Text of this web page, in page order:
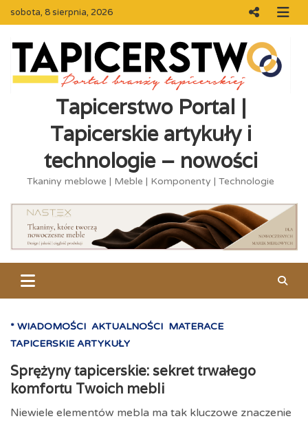
sobota, 8 sierpnia, 2026
Tapicerstwo Portal |
Tapicerskie artykuły i
technologie – nowości
Tkaniny meblowe | Meble | Komponenty | Technologie
* WIADOMOŚCI AKTUALNOŚCI MATERACE
TAPICERSKIE ARTYKUŁY
Sprężyny tapicerskie: sekret trwałego
komfortu Twoich mebli
Niewiele elementów mebla ma tak kluczowe znaczenie